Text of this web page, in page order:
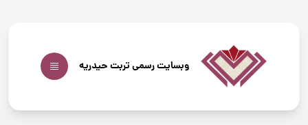
وبسایت رسمی تربت حیدریه